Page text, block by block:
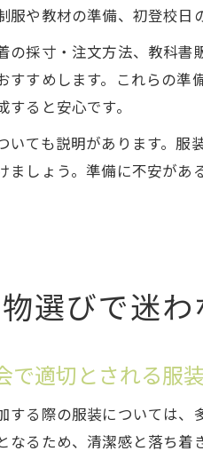
服や教材の準備、初登校日
の採寸・注文方法、教科
すすめします。これらの
ると安心です。
いても説明があります。
ましょう。準備に不安があ
選びで迷
で適切とされる服
する際の服装については
なるため、清潔感と落ち